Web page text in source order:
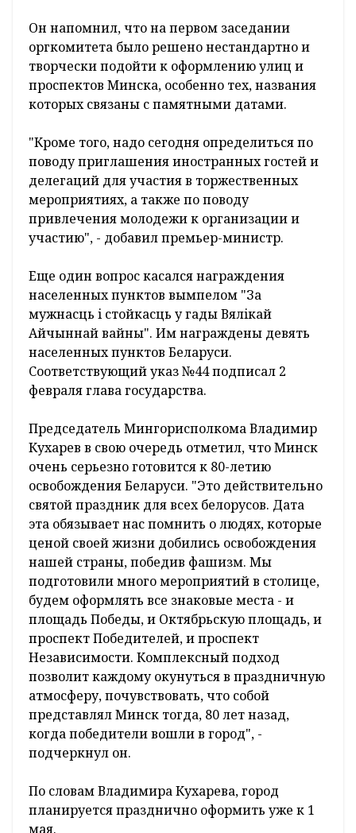
Он напомнил, что на первом заседании
оргкомитета было решено нестандартно и
творчески подойти к оформлению улиц и
проспектов Минска, особенно тех, названия
которых связаны с памятными датами.
"Кроме того, надо сегодня определиться по
поводу приглашения иностранных гостей и
делегаций для участия в торжественных
мероприятиях, а также по поводу
привлечения молодежи к организации и
участию", - добавил премьер-министр.
Еще один вопрос касался награждения
населенных пунктов вымпелом "За
мужнасць i стойкасць у гады Вялiкай
Айчыннай вайны". Им награждены девять
населенных пунктов Беларуси.
Соответствующий указ №44 подписал 2
февраля глава государства.
Председатель Мингорисполкома Владимир
Кухарев в свою очередь отметил, что Минск
очень серьезно готовится к 80-летию
освобождения Беларуси. "Это действительно
святой праздник для всех белорусов. Дата
эта обязывает нас помнить о людях, которые
ценой своей жизни добились освобождения
нашей страны, победив фашизм. Мы
подготовили много мероприятий в столице,
будем оформлять все знаковые места - и
площадь Победы, и Октябрьскую площадь, и
проспект Победителей, и проспект
Независимости. Комплексный подход
позволит каждому окунуться в праздничную
атмосферу, почувствовать, что собой
представлял Минск тогда, 80 лет назад,
когда победители вошли в город", -
подчеркнул он.
По словам Владимира Кухарева, город
планируется празднично оформить уже к 1
мая.